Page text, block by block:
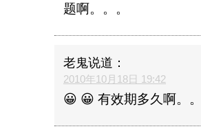
题啊。。。
老鬼说道：
2010年10月18日 19:42
😀 😀 有效期多久啊。。